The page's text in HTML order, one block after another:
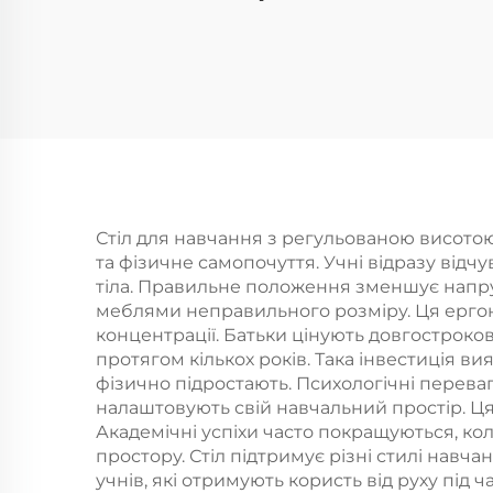
Стіл для навчання з регульованою
та фізичне самопочуття. Учні відразу
тіла. Правильне положення зменшує
меблями неправильного розміру. Ця
концентрації. Батьки цінують
протягом кількох років. Така інвестиція
фізично підростають. Психологічні
налаштовують свій навчальний простір.
Академічні успіхи часто покращуються,
простору. Стіл підтримує різні стилі
учнів, які отримують користь від руху під